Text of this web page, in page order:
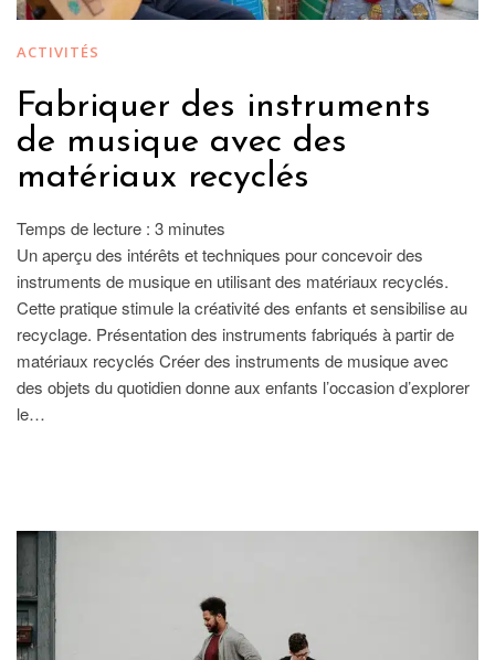
ACTIVITÉS
Fabriquer des instruments
de musique avec des
matériaux recyclés
Temps de lecture : 3 minutes
Un aperçu des intérêts et techniques pour concevoir des
instruments de musique en utilisant des matériaux recyclés.
Cette pratique stimule la créativité des enfants et sensibilise au
recyclage. Présentation des instruments fabriqués à partir de
matériaux recyclés Créer des instruments de musique avec
des objets du quotidien donne aux enfants l’occasion d’explorer
le…